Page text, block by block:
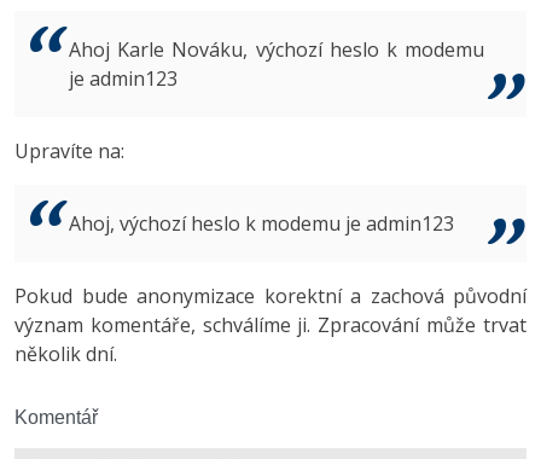
ASP.NET MVC
Best practices
MS-SQL
3D grafik
Copywriter
WordPress specialista
VB.NET
Algoritmy -41%
Umělá inteligence (AI) -10%
Copywriting
Windows
Inkscape
Fórum
Ahoj Karle Nováku, výchozí heslo k modemu
je admin123
Upravíte na:
Ahoj, výchozí heslo k modemu je admin123
Pokud bude anonymizace korektní a zachová původní
význam komentáře, schválíme ji. Zpracování může trvat
několik dní.
Komentář